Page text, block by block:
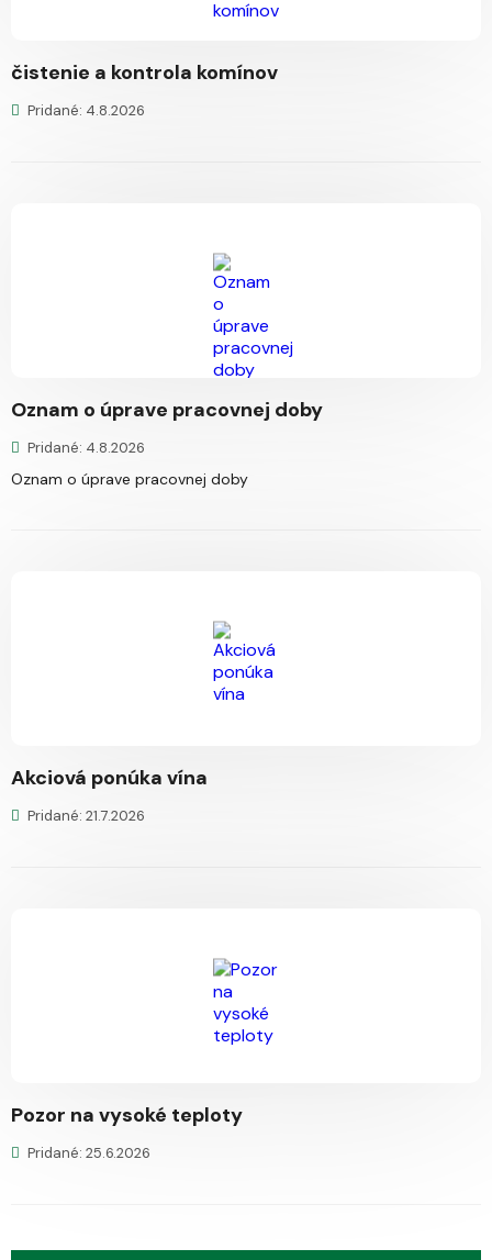
čistenie a kontrola komínov
Pridané: 4.8.2026
Oznam o úprave pracovnej doby
Pridané: 4.8.2026
Oznam o úprave pracovnej doby
Akciová ponúka vína
Pridané: 21.7.2026
Pozor na vysoké teploty
Pridané: 25.6.2026